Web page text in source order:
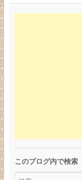
このブログ内で検索